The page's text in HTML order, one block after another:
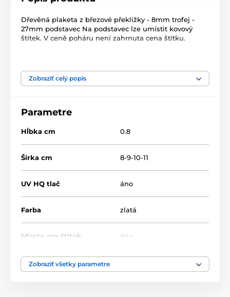
Dřevěná plaketa z březové překližky - 8mm trofej -
27mm podstavec Na podstavec lze umístit kovový
štítek. V ceně poháru není zahrnuta cena štítku.
Šachy Drevené trofeje TFRW 501-
Zobraziť celý popis
Parametre
Hĺbka cm 0.8
Šírka cm 8-9-10-11
UV HQ tlač áno
Farba zlatá
Miesto pre štítok áno
Výška cm
Zobraziť všetky parametre